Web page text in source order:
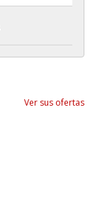
Ver sus ofertas